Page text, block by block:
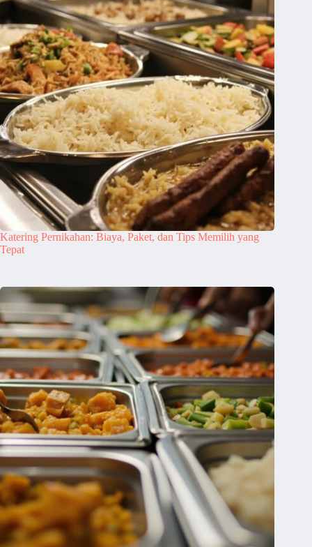
Katering Pernikahan: Biaya, Paket, dan Tips Memilih yang
Tepat